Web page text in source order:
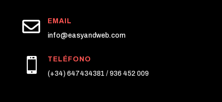

EMAIL
info@easyandweb.com

TELÉFONO
(+34) 647434381 / 936 452 009